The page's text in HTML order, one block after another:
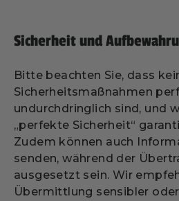
Sicherheit und
Bitte beachten Sie, dass
Sicherheitsmaßnahmen
undurchdringlich sind, und
„perfekte Sicherheit“
Zudem können auch
senden, während der
ausgesetzt sein. Wir
Übermittlung sensibler